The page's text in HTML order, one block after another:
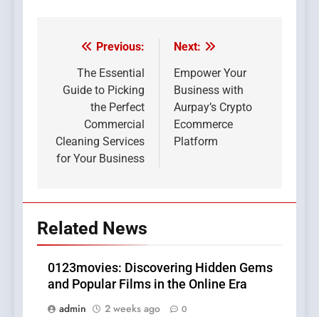
Post
navigation
Previous:
The Essential
Guide to Picking
the Perfect
Commercial
Cleaning Services
for Your Business
Next:
Empower Your
Business with
Aurpay’s Crypto
Ecommerce
Platform
Related News
0123movies: Discovering Hidden Gems
and Popular Films in the Online Era
admin
2 weeks ago 0